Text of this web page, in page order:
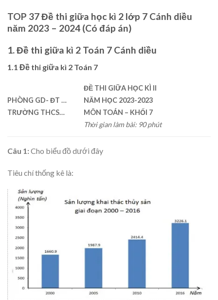
TOP 37 Đề thi giữa học kì 2 lớp 7 Cánh diều
năm 2023 – 2024 (Có đáp án)
1. Đề thi giữa kì 2 Toán 7 Cánh diều
1.1 Đề thi giữa kì 2 Toán 7
PHÒNG GD- ĐT …
TRƯỜNG THCS…
ĐỀ THI GIỮA HỌC KÌ II
NĂM HỌC 2023-2023
MÔN TOÁN – KHỐI 7
Thời gian làm bài: 90 phút
Câu 1:Cho biểu đồ dưới đây
Tiêu chí thống kê là: